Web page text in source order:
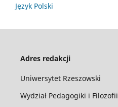
Język Polski
Adres redakcji
Uniwersytet Rzeszowski
Wydział Pedagogiki i Filozofii